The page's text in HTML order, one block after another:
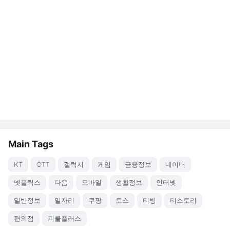
Main Tags
KT OTT 갤럭시 게임 금융정보 네이버
넷플릭스 다음 모바일 생활정보 인터넷
일반정보 일자리 쿠팡 토스 티빙 티스토리
편의점 피클플러스